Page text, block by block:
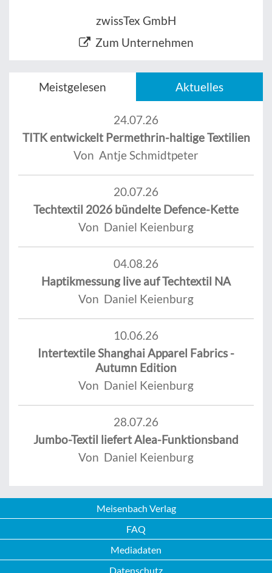
zwissTex GmbH
Zum Unternehmen
Meistgelesen Aktuelles
24.07.26
TITK entwickelt Permethrin-haltige Textilien
Von Antje Schmidtpeter
20.07.26
Techtextil 2026 bündelte Defence-Kette
Von Daniel Keienburg
04.08.26
Haptikmessung live auf Techtextil NA
Von Daniel Keienburg
10.06.26
Intertextile Shanghai Apparel Fabrics -
Autumn Edition
Von Daniel Keienburg
28.07.26
Jumbo-Textil liefert Alea-Funktionsband
Von Daniel Keienburg
Meisenbach Verlag
FAQ
Mediadaten
Datenschutz